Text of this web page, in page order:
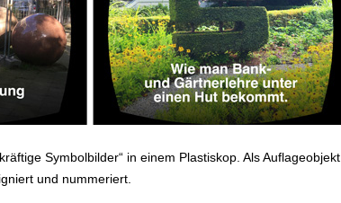
Symbolbilder“ in einem Plastiskop. Als Auflageobjekt.
und nummeriert.